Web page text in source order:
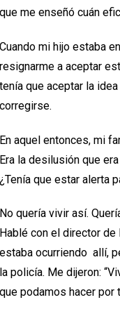
que me enseñó cuán
Cuando mi hijo estaba
resignarme a aceptar
tenía que aceptar la
corregirse.
En aquel entonces, mi
Era la desilusión que
¿Tenía que estar alerta
No quería vivir así.
Hablé con el director
estaba ocurriendo allí,
la policía. Me dijeron:
que podamos hacer por